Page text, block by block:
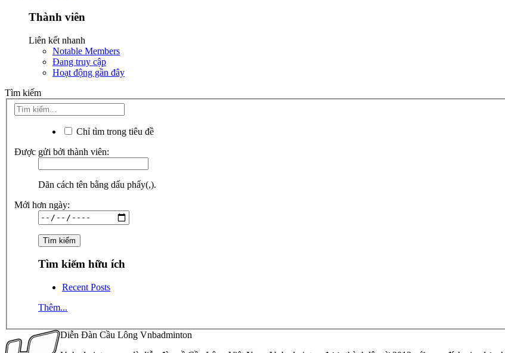
Thành viên
Liên kết nhanh
Notable Members
Đang truy cập
Hoạt động gần đây
Tìm kiếm
Chỉ tìm trong tiêu đề
Được gửi bởi thành viên:
Dãn cách tên bằng dấu phẩy(,).
Mới hơn ngày:
Tìm kiếm hữu ích
Recent Posts
Thêm...
Diễn Đàn Cầu Lông Vnbadminton